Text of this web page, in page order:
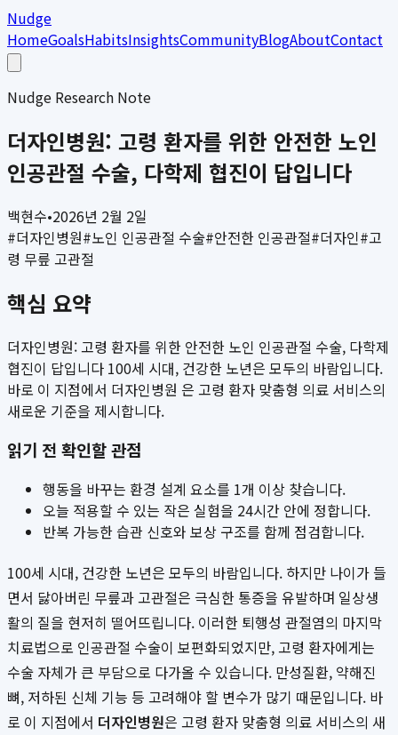
Nudge
HomeGoalsHabitsInsightsCommunityBlogAboutContact
Nudge Research Note
더자인병원: 고령 환자를 위한 안전한 노인
인공관절 수술, 다학제 협진이 답입니다
백현수•2026년 2월 2일
#더자인병원#노인 인공관절 수술#안전한 인공관절#더자인#고
령 무릎 고관절
핵심 요약
더자인병원: 고령 환자를 위한 안전한 노인 인공관절 수술, 다학제
협진이 답입니다 100세 시대, 건강한 노년은 모두의 바람입니다.
바로 이 지점에서 더자인병원 은 고령 환자 맞춤형 의료 서비스의
새로운 기준을 제시합니다.
읽기 전 확인할 관점
행동을 바꾸는 환경 설계 요소를 1개 이상 찾습니다.
오늘 적용할 수 있는 작은 실험을 24시간 안에 정합니다.
반복 가능한 습관 신호와 보상 구조를 함께 점검합니다.
100세 시대, 건강한 노년은 모두의 바람입니다. 하지만 나이가 들
면서 닳아버린 무릎과 고관절은 극심한 통증을 유발하며 일상생
활의 질을 현저히 떨어뜨립니다. 이러한 퇴행성 관절염의 마지막
치료법으로 인공관절 수술이 보편화되었지만, 고령 환자에게는
수술 자체가 큰 부담으로 다가올 수 있습니다. 만성질환, 약해진
뼈, 저하된 신체 기능 등 고려해야 할 변수가 많기 때문입니다. 바
로 이 지점에서 더자인병원은 고령 환자 맞춤형 의료 서비스의 새